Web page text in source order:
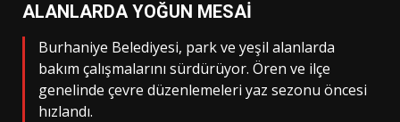
ALANLARDA YOĞUN MESAİ
Burhaniye Belediyesi, park ve yeşil alanlarda
bakım çalışmalarını sürdürüyor. Ören ve ilçe
genelinde çevre düzenlemeleri yaz sezonu öncesi
hızlandı.